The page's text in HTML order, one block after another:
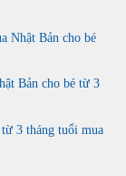
Nhật Bản cho bé
Bản cho bé từ 3
3 tháng tuổi mua